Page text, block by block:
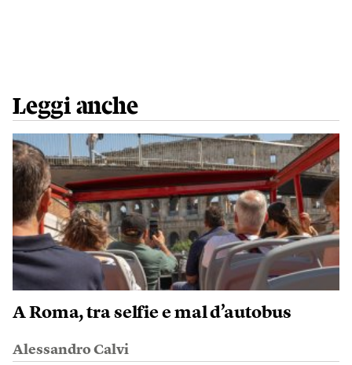
Leggi anche
A Roma, tra selfie e mal d’autobus
Alessandro Calvi